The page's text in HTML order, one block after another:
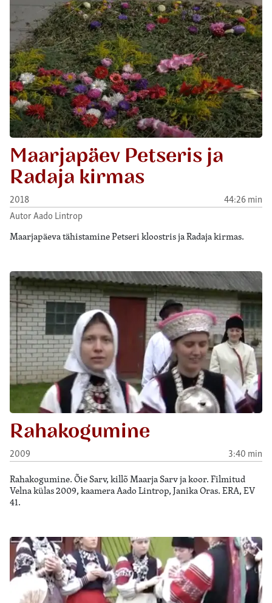
Maarjapäev Petseris ja
Radaja kirmas
2018
44:26 min
Autor Aado Lintrop
Maarjapäeva tähistamine Petseri kloostris ja Radaja kirmas.
Rahakogumine
2009 3:40 min
Rahakogumine. Õie Sarv, killõ Maarja Sarv ja koor. Filmitud
Velna külas 2009, kaamera Aado Lintrop, Janika Oras. ERA, EV
41.